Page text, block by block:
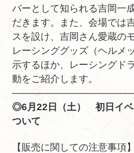
バーとして知られる吉岡一
だきます。また、会場では
スを設け、吉岡さん愛蔵の
レーシンググッズ（ヘルメ
示するほか、レーシングド
動をご紹介します。
◎6月22日（土） 初日イベ
ついて
【販売に関しての注意事項】